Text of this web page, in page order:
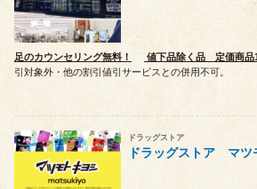
足のカウンセリング無料！ 値下品除く品 定価商品
引対象外・他の割引値引サービスとの併用不可。
ドラッグストア
ドラッグストア マツ